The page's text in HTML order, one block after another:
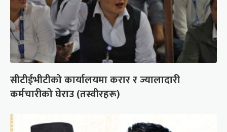
सीटीईभीटीको कार्यालयमा करार र ज्यालादारी
कर्मचारीको घेराउ (तस्वीरहरू)